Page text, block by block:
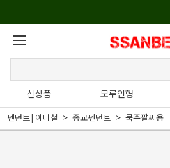
신상품 모루인형
펜던트|이니셜 종교펜던트 묵주팔찌용